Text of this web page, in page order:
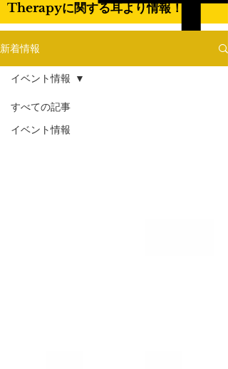
Therapyに関する耳より情報！
新着情報
すべての記事
イベント情報
イベント情報